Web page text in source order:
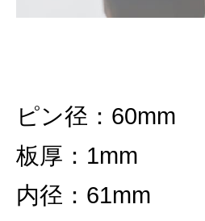
ピン径：60mm
板厚：1mm
内径：61mm